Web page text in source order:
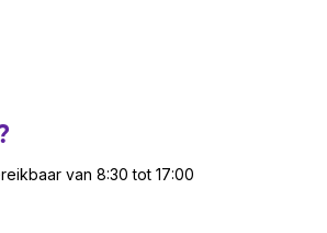
van 8:30 tot 17:00